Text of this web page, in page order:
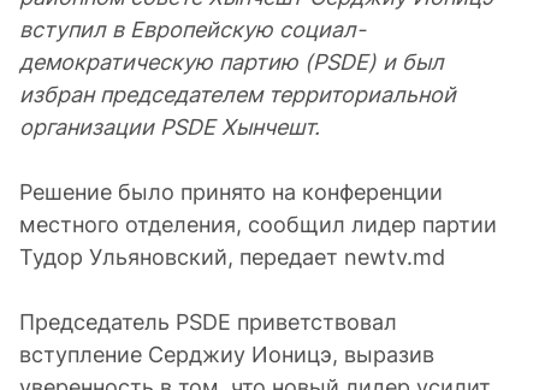
вступил в Европейскую социал-
демократическую партию (PSDE) и был
избран председателем территориальной
организации PSDE Хынчешт.
Решение было принято на конференции
местного отделения, сообщил лидер партии
Тудор Ульяновский, передает newtv.md
Председатель PSDE приветствовал
вступление Серджиу Ионицэ, выразив